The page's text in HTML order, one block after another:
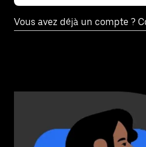
Vous avez déjà un compte ?